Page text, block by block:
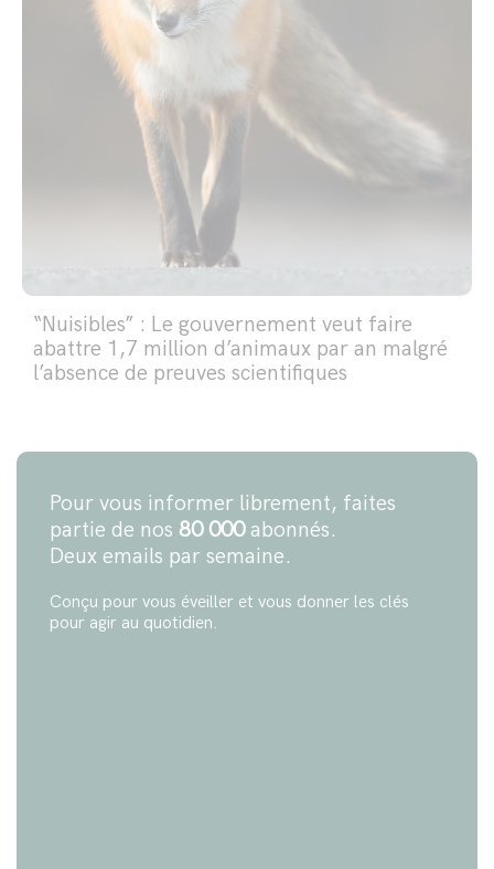
“Nuisibles” : Le gouvernement veut faire
abattre 1,7 million d’animaux par an malgré
l’absence de preuves scientifiques
Pour vous informer librement, faites
partie de nos 80 000abonnés.
Deux emails par semaine.
Conçu pour vous éveiller et vous donner les clés
pour agir au quotidien.